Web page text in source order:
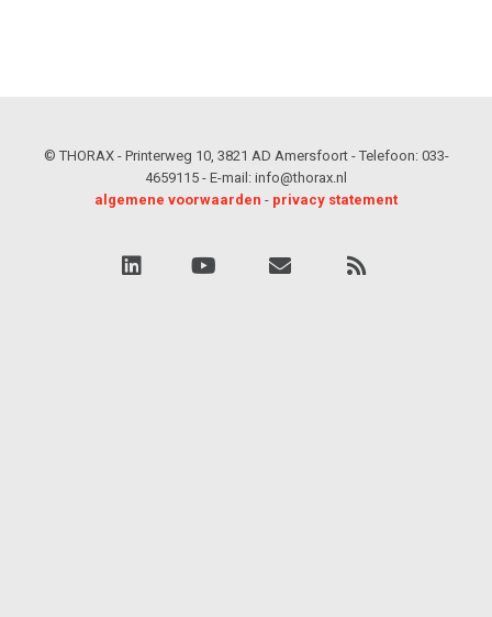
© THORAX - Printerweg 10, 3821 AD Amersfoort - Telefoon: 033-
4659115 - E-mail: info@thorax.nl
algemene voorwaarden - privacy statement